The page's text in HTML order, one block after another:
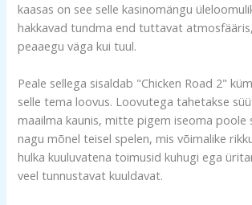
kaasas on see selle kasinomängu
hakkavad tundma end tuttavat
peaaegu väga kui tuul.
Peale sellega sisaldab "Chicken Road 2"
selle tema loovus. Loovutega tahetakse
maailma kaunis, mitte pigem iseoma poole
nagu mõnel teisel spelen, mis võimalike
hulka kuuluvatena toimusid kuhugi ega
veel tunnustavat kuuldavat.